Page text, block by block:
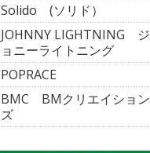
Solido (ソリド）
JOHNNY LIGHTNING ジ
ョニーライトニング
POPRACE
BMC BMクリエイション
ズ